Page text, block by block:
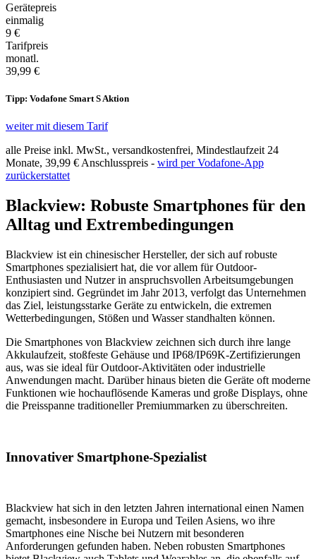
Gerätepreis
einmalig
9 €
Tarifpreis
monatl.
39,99 €
Tipp: Vodafone Smart S Aktion
weiter mit diesem Tarif
alle Preise inkl. MwSt., versandkostenfrei, Mindestlaufzeit 24
Monate, 39,99 € Anschlusspreis - wird per Vodafone-App
zurückerstattet
Blackview: Robuste Smartphones für den
Alltag und Extrembedingungen
Blackview ist ein chinesischer Hersteller, der sich auf robuste
Smartphones spezialisiert hat, die vor allem für Outdoor-
Enthusiasten und Nutzer in anspruchsvollen Arbeitsumgebungen
konzipiert sind. Gegründet im Jahr 2013, verfolgt das Unternehmen
das Ziel, leistungsstarke Geräte zu entwickeln, die extremen
Wetterbedingungen, Stößen und Wasser standhalten können.
Die Smartphones von Blackview zeichnen sich durch ihre lange
Akkulaufzeit, stoßfeste Gehäuse und IP68/IP69K-Zertifizierungen
aus, was sie ideal für Outdoor-Aktivitäten oder industrielle
Anwendungen macht. Darüber hinaus bieten die Geräte oft moderne
Funktionen wie hochauflösende Kameras und große Displays, ohne
die Preisspanne traditioneller Premiummarken zu überschreiten.
Innovativer Smartphone-Spezialist
Blackview hat sich in den letzten Jahren international einen Namen
gemacht, insbesondere in Europa und Teilen Asiens, wo ihre
Smartphones eine Nische bei Nutzern mit besonderen
Anforderungen gefunden haben. Neben robusten Smartphones